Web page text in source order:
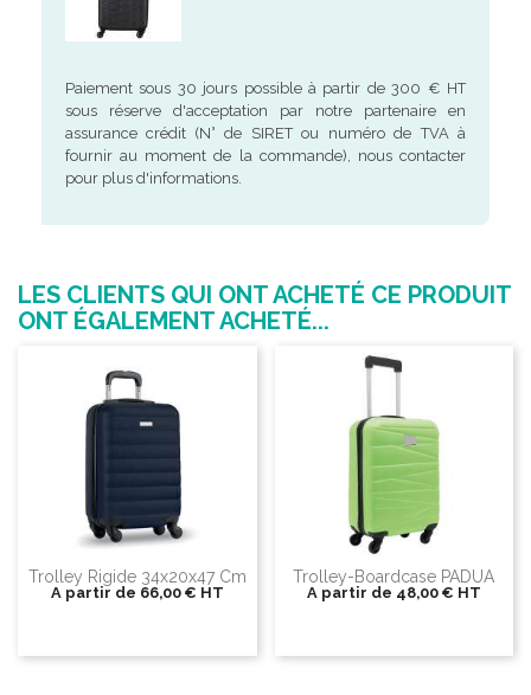
Paiement sous 30 jours possible à partir de 300 € HT
sous réserve d'acceptation par notre partenaire en
assurance crédit (N° de SIRET ou numéro de TVA à
fournir au moment de la commande), nous contacter
pour plus d'informations.
LES CLIENTS QUI ONT ACHETÉ CE PRODUIT
ONT ÉGALEMENT ACHETÉ...
Trolley Rigide 34x20x47 Cm
A partir de 66,00 € HT
Trolley-Boardcase PADUA
A partir de 48,00 € HT